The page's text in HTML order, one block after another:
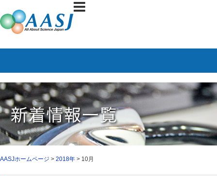
AASJホームページ > 2018年 > 10月